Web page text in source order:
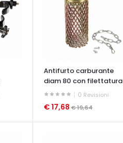
Antifurto carburante
diam 80 con filettatura
0 Revisioni
€ 17,68 € 19,64
OCCHIATA VELOCE